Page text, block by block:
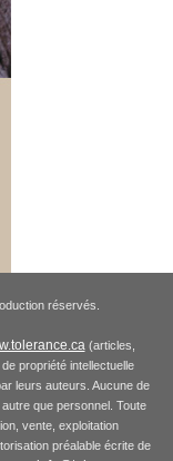
réservés.
(articles,
propriété intellectuelle
leurs auteurs. Aucune de
que personnel. Toute
vente, exploitation
préalable écrite de